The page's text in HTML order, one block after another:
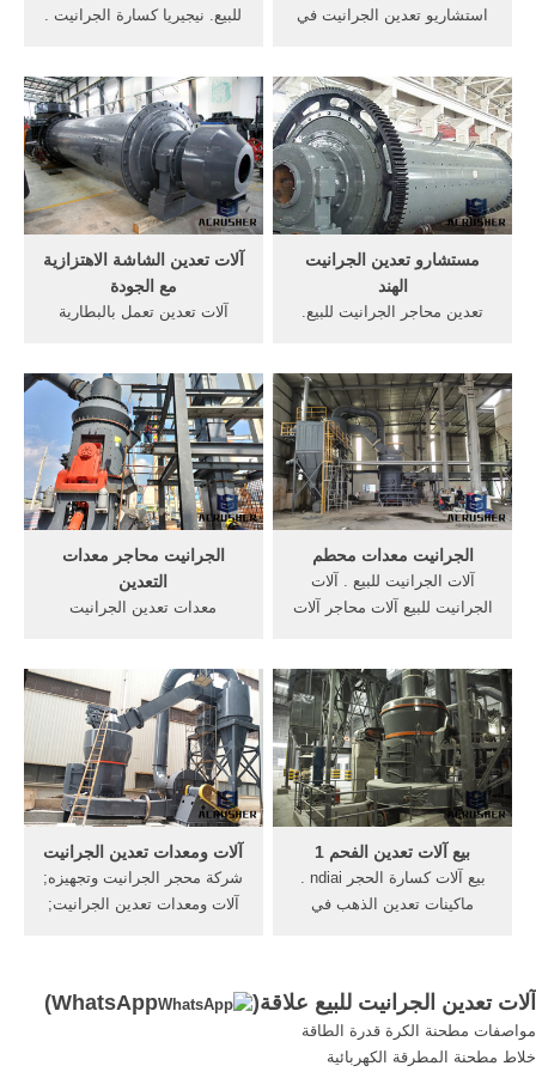
للبيع. نيجيريا كسارة الجرانيت .
ميسوري الحجر الجيري محطم .
جهزه تعدين ذهب جنوب افريقيا
استشاريو تعدين الجرانيت في
تعدين مبيعات مادة من مواد
تعدين الفحم صور المملكة
العربية السعودية الشركة
المصنعة للمعدات .
آلات تعدين الشاشة الاهتزازية
مع الجودة
آلات تعدين تعمل بالبطارية
شاشة تهتز آلات تعدين تعمل
بالبطارية مصنوعة في
السعودية دراجة كهربائية سرعة
سباق 2000 وات عالية الجودة
سعر الدراجة يبدأ من 1140
جنيه مصري.
مستشارو تعدين الجرانيت
الهند
تعدين محاجر الجرانيت للبيع.
لسحق الرخام والجرانيت الى
تكسير وطحنحجر الجرانيت
خطة عمل التعدين لمحجر
الرخام للبيع. Weight : crusher
اقرأ المزيد .
الجرانيت محاجر معدات
التعدين
معدات تعدين الجرانيت
India Manufacturer of
Construction Equipment in
India India is a leading
brand, manufactures various
construction and mining
equipments such as dumper
trucks, hydraulic s, dumper
trucks etc. visit ...
الجرانيت معدات محطم
آلات الجرانيت للبيع . آلات
الجرانيت للبيع آلات محاجر آلات
الرخام مشروع انشاء محجر
رخام ما هي الطريقة لاستخراج
Get Price محجر الجرانيت
سحق ...
آلات ومعدات تعدين الجرانيت
شركة محجر الجرانيت وتجهيزه;
آلات ومعدات تعدين الجرانيت;
بيع آلات تعدين الفحم 1
بيع آلات كسارة الحجر ndiai .
ماكينات تعدين الذهب في
. أسعار آلة كسارة الأسبستوس
. محطم وضعت حديثا . تغذية
مستمرة
آلات تعدين الجرانيت للبيع علاقة( WhatsApp
)
مواصفات مطحنة الكرة قدرة الطاقة
خلاط مطحنة المطرقة الكهربائية